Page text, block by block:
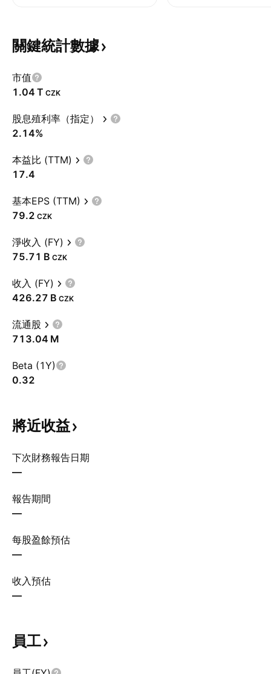
關鍵統計數據
市值
‪1.04 T‬ CZK
股息殖利率（指定）
2.14%
本益比 (TTM)
17.4
基本EPS (TTM)
79.2 CZK
淨收入 (FY)
‪75.71 B‬ CZK
收入 (FY)
‪426.27 B‬ CZK
流通股
‪713.04 M‬
Beta (1Y)
0.32
將近收益
下次財務報告日期
—
報告期間
—
每股盈餘預估
—
收入預估
—
員工